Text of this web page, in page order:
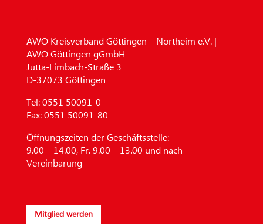
AWO Kreisverband Göttingen – Northeim e.V. |
AWO Göttingen gGmbH
Jutta-Limbach-Straße 3
D-37073 Göttingen
Tel:0551 50091-0
Fax:0551 50091-80
Öffnungszeiten der Geschäftsstelle:
9.00 – 14.00, Fr. 9.00 – 13.00 und nach
Vereinbarung
Mitglied werden